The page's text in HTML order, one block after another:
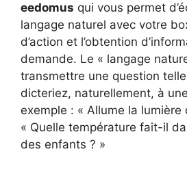
eedomus qui vous permet
langage naturel avec votre
d’action et l’obtention
demande. Le « langage
transmettre une question
dicteriez, naturellement, à
exemple : « Allume la lumière
« Quelle température fait-il
des enfants ? »